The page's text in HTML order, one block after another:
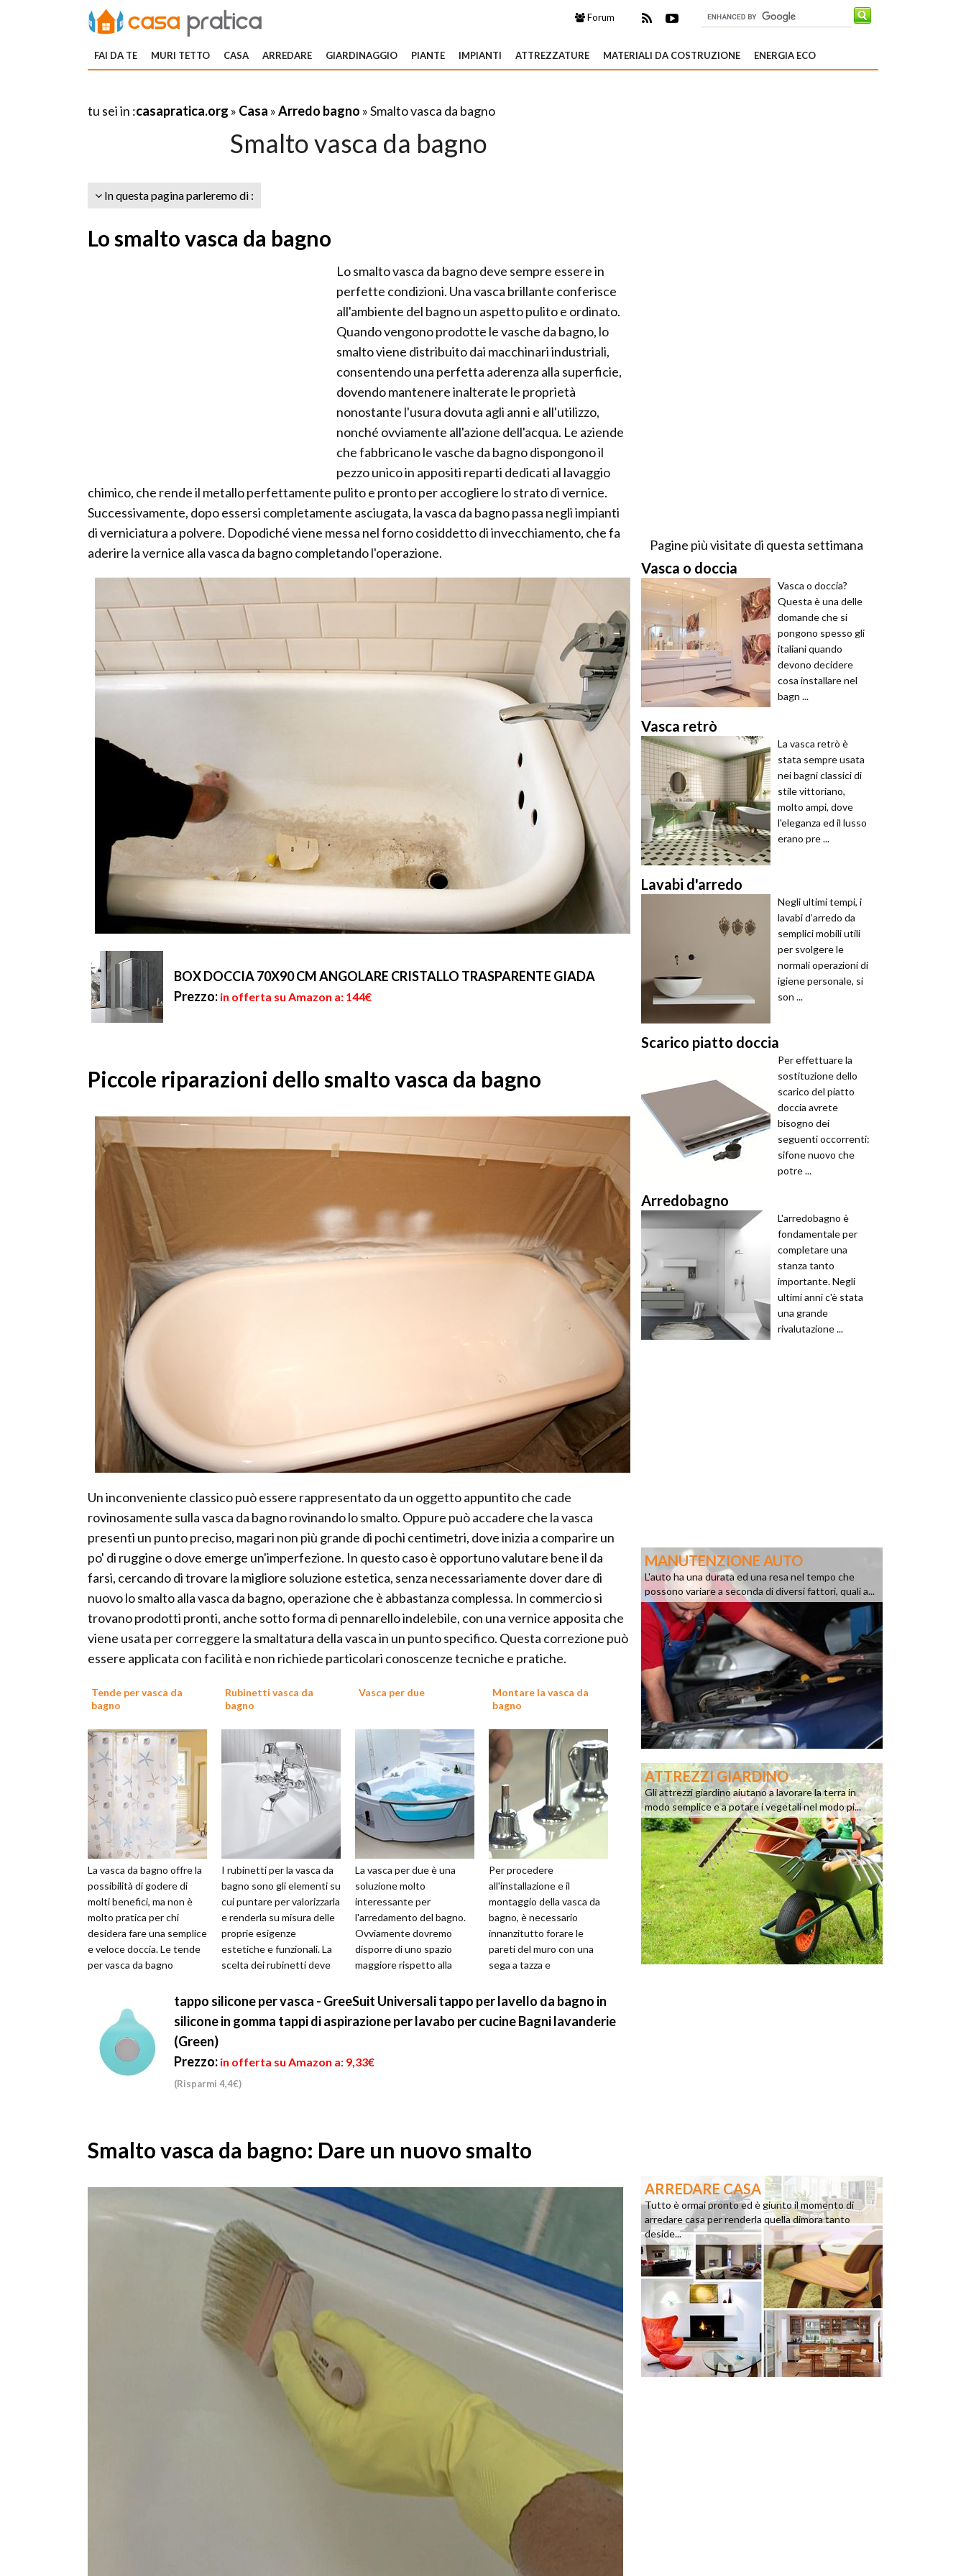
Forum
FAI DA TE MURI TETTO CASA ARREDARE GIARDINAGGIO PIANTE IMPIANTI ATTREZZATURE MATERIALI DA COSTRUZIONE ENERGIA ECO
tu sei in :casapratica.org » Casa »Arredo bagno » Smalto vasca da bagno
Smalto vasca da bagno
In questa pagina parleremo di :
Lo smalto vasca da bagno
Lo smalto vasca da bagno deve sempre essere in
perfette condizioni. Una vasca brillante conferisce
all'ambiente del bagno un aspetto pulito e ordinato.
Quando vengono prodotte le vasche da bagno, lo
smalto viene distribuito dai macchinari industriali,
consentendo una perfetta aderenza alla superficie,
dovendo mantenere inalterate le proprietà
nonostante l'usura dovuta agli anni e all'utilizzo,
nonché ovviamente all'azione dell'acqua. Le aziende
che fabbricano le vasche da bagno dispongono il
pezzo unico in appositi reparti dedicati al lavaggio
chimico, che rende il metallo perfettamente pulito e pronto per accogliere lo strato di vernice.
Successivamente, dopo essersi completamente asciugata, la vasca da bagno passa negli impianti
di verniciatura a polvere. Dopodiché viene messa nel forno cosiddetto di invecchiamento, che fa
aderire la vernice alla vasca da bagno completando l'operazione.
BOX DOCCIA 70X90 CM ANGOLARE CRISTALLO TRASPARENTE GIADA
Prezzo: in offerta su Amazon a: 144€
Piccole riparazioni dello smalto vasca da bagno
Un inconveniente classico può essere rappresentato da un oggetto appuntito che cade
rovinosamente sulla vasca da bagno rovinando lo smalto. Oppure può accadere che la vasca
presenti un punto preciso, magari non più grande di pochi centimetri, dove inizia a comparire un
po' di ruggine o dove emerge un'imperfezione. In questo caso è opportuno valutare bene il da
farsi, cercando di trovare la migliore soluzione estetica, senza necessariamente dover dare di
nuovo lo smalto alla vasca da bagno, operazione che è abbastanza complessa. In commercio si
trovano prodotti pronti, anche sotto forma di pennarello indelebile, con una vernice apposita che
viene usata per correggere la smaltatura della vasca in un punto specifico. Questa correzione può
essere applicata con facilità e non richiede particolari conoscenze tecniche e pratiche.
Tende per vasca da
bagno
La vasca da bagno offre la
possibilità di godere di
molti benefici, ma non è
molto pratica per chi
desidera fare una semplice
e veloce doccia. Le tende
per vasca da bagno
Rubinetti vasca da
bagno
I rubinetti per la vasca da
bagno sono gli elementi su
cui puntare per valorizzarla
e renderla su misura delle
proprie esigenze
estetiche e funzionali. La
scelta dei rubinetti deve
Vasca per due
La vasca per due è una
soluzione molto
interessante per
l'arredamento del bagno.
Ovviamente dovremo
disporre di uno spazio
maggiore rispetto alla
Questa opzione è
Montare la vasca da
bagno
Per procedere
all'installazione e il
montaggio della vasca da
bagno, è necessario
innanzitutto forare le
pareti del muro con una
sega a tazza e
gli appositi flessibili che
tappo silicone per vasca - GreeSuit Universali tappo per lavello da bagno in
silicone in gomma tappi di aspirazione per lavabo per cucine Bagni lavanderie
(Green)
Prezzo: in offerta su Amazon a: 9,33€
(Risparmi 4,4€)
Smalto vasca da bagno: Dare un nuovo smalto
Pagine più visitate di questa settimana
Vasca o doccia
Vasca o doccia?
Questa è una delle
domande che si
pongono spesso gli
italiani quando
devono decidere
cosa installare nel
bagn ...
Vasca retrò
La vasca retrò è
stata sempre usata
nei bagni classici di
stile vittoriano,
molto ampi, dove
l'eleganza ed il lusso
erano pre ...
Lavabi d'arredo
Negli ultimi tempi, i
lavabi d’arredo da
semplici mobili utili
per svolgere le
normali operazioni di
igiene personale, si
son ...
Scarico piatto doccia
Per effettuare la
sostituzione dello
scarico del piatto
doccia avrete
bisogno dei
seguenti occorrenti:
sifone nuovo che
potre ...
Arredobagno
L'arredobagno è
fondamentale per
completare una
stanza tanto
importante. Negli
ultimi anni c'è stata
una grande
rivalutazione ...
MANUTENZIONE AUTO
L'auto ha una durata ed una resa nel tempo che
possono variare a seconda di diversi fattori, quali a...
ATTREZZI GIARDINO
Gli attrezzi giardino aiutano a lavorare la terra in
modo semplice e a potare i vegetali nel modo pi...
ARREDARE CASA
Tutto è ormai pronto ed è giunto il momento di
arredare casa per renderla quella dimora tanto
deside...